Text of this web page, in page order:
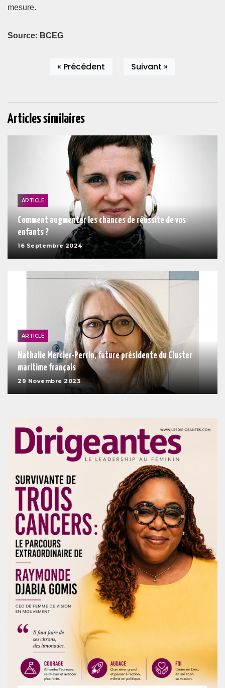
mesure.
Source: BCEG
« Précédent Suivant »
Articles similaires
ARTICLE
Comment augmenter les chances de réussite de vos
enfants ?
16 Septembre 2024
ARTICLE
Nathalie Mercier-Perrin, future présidente du Cluster
maritime français
29 Novembre 2023